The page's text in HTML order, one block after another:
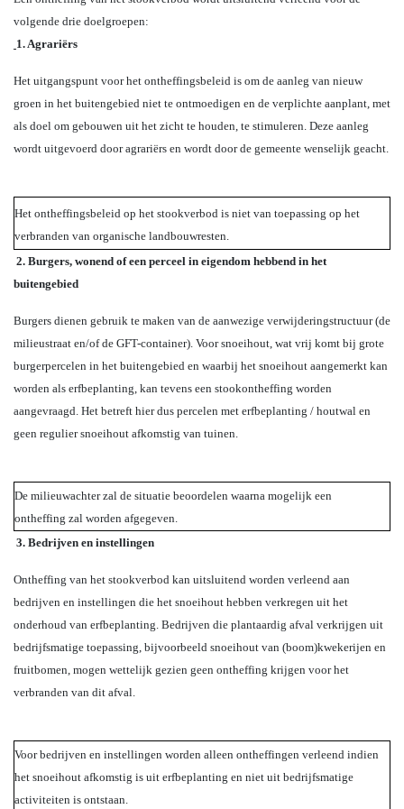
volgende drie doelgroepen:
1. Agrariërs
Het uitgangspunt voor het ontheffingsbeleid is om de aanleg van nieuw
groen in het buitengebied niet te ontmoedigen en de verplichte aanplant, met
als doel om gebouwen uit het zicht te houden, te stimuleren. Deze aanleg
wordt uitgevoerd door agrariërs en wordt door de gemeente wenselijk geacht.
Het ontheffingsbeleid op het stookverbod is niet van toepassing op het
verbranden van organische landbouwresten.
2. Burgers, wonend of een perceel in eigendom hebbend in het
buitengebied
Burgers dienen gebruik te maken van de aanwezige verwijderingstructuur (de
milieustraat en/of de GFT-container). Voor snoeihout, wat vrij komt bij grote
burgerpercelen in het buitengebied en waarbij het snoeihout aangemerkt kan
worden als erfbeplanting, kan tevens een stookontheffing worden
aangevraagd. Het betreft hier dus percelen met erfbeplanting / houtwal en
geen regulier snoeihout afkomstig van tuinen.
De milieuwachter zal de situatie beoordelen waarna mogelijk een
ontheffing zal worden afgegeven.
3. Bedrijven en instellingen
Ontheffing van het stookverbod kan uitsluitend worden verleend aan
bedrijven en instellingen die het snoeihout hebben verkregen uit het
onderhoud van erfbeplanting. Bedrijven die plantaardig afval verkrijgen uit
bedrijfsmatige toepassing, bijvoorbeeld snoeihout van (boom)kwekerijen en
fruitbomen, mogen wettelijk gezien geen ontheffing krijgen voor het
verbranden van dit afval.
Voor bedrijven en instellingen worden alleen ontheffingen verleend indien
het snoeihout afkomstig is uit erfbeplanting en niet uit bedrijfsmatige
activiteiten is ontstaan.